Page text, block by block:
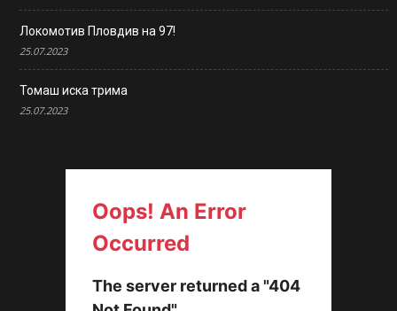
Локомотив Пловдив на 97!
25.07.2023
Томаш иска трима
25.07.2023